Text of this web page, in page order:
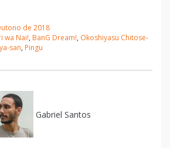
de 2018
wa Nai!, BanG Dream!, Okoshiyasu Chitose-
san, Pingu
Gabriel Santos